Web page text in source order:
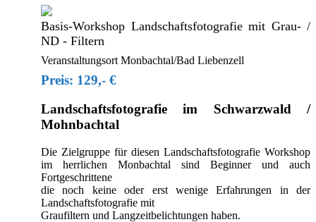
Basis-Workshop Landschaftsfotografie mit Grau- /
ND - Filtern
Veranstaltungsort Monbachtal/Bad Liebenzell
Preis: 129,- €
Landschaftsfotografie im Schwarzwald /
Mohnbachtal
Die Zielgruppe für diesen Landschaftsfotografie Workshop
im herrlichen Monbachtal sind Beginner und auch
Fortgeschrittene
die noch keine oder erst wenige Erfahrungen in der
Landschaftsfotografie mit
Graufiltern und Langzeitbelichtungen haben.